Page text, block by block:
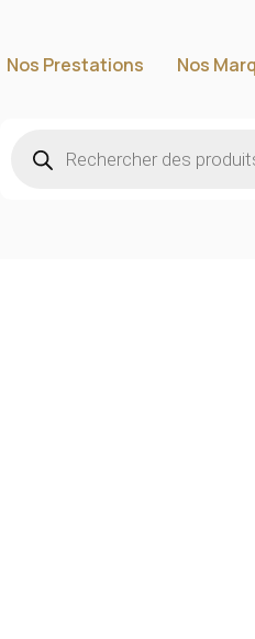
Nos Prestations Nos